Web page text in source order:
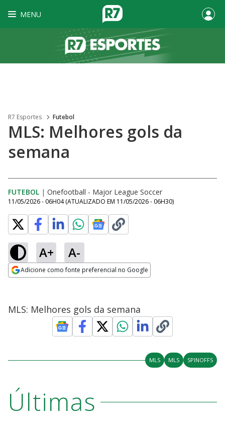
MENU
R7 Esportes Futebol
MLS: Melhores gols da
semana
FUTEBOL | Onefootball - Major League Soccer
11/05/2026 - 06H04 (ATUALIZADO EM 11/05/2026 - 06H30)
A+ A-
Adicione como fonte preferencial no Google
MLS: Melhores gols da semana
MLS MLS SPINOFFS
Últimas